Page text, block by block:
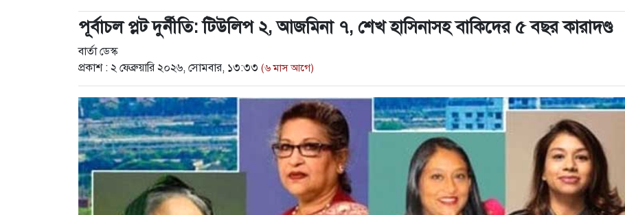
পূর্বাচল প্লট দুর্নীতি: টিউলিপ ২, আজমিনা ৭, শেখ হাসিনাসহ বাকিদের ৫ বছর কারাদণ্ড
বার্তা ডেস্ক
প্রকাশ : ২ ফেব্রুয়ারি ২০২৬, সোমবার, ১৩:৩৩ (৬ মাস আগে)